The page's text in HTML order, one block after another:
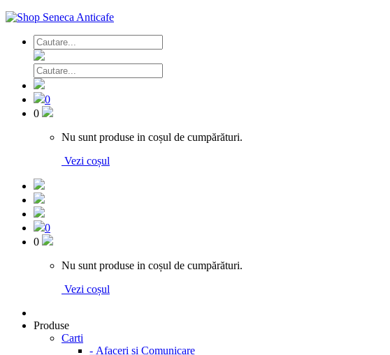
0
0
Nu sunt produse in coșul de cumpărături.
Vezi coșul
0
0
Nu sunt produse in coșul de cumpărături.
Vezi coșul
Produse
Carti
- Afaceri si Comunicare